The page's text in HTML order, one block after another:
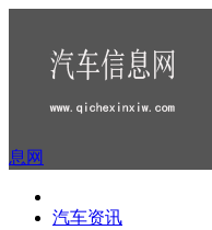
息网
汽车资讯